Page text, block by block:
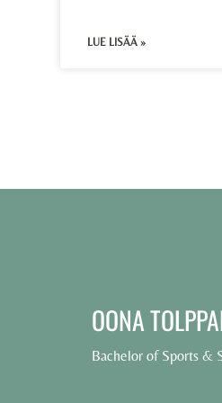
LUE LISÄÄ »
OONA
Bachelor of Sports &